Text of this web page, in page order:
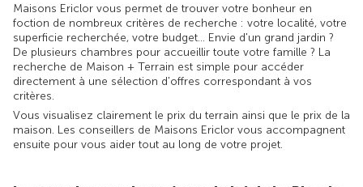
Maisons Ericlor vous permet de trouver votre bonheur en
foction de nombreux critères de recherche : votre localité, votre
superficie recherchée, votre budget... Envie d'un grand jardin ?
De plusieurs chambres pour accueillir toute votre famille ? La
recherche de Maison + Terrain est simple pour accéder
directement à une sélection d'offres correspondant à vos
critères.
Vous visualisez clairement le prix du terrain ainsi que le prix de la
maison. Les conseillers de Maisons Ericlor vous accompagnent
ensuite pour vous aider tout au long de votre projet.